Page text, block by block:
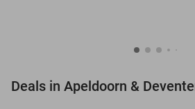
Deals in Apeldoorn &